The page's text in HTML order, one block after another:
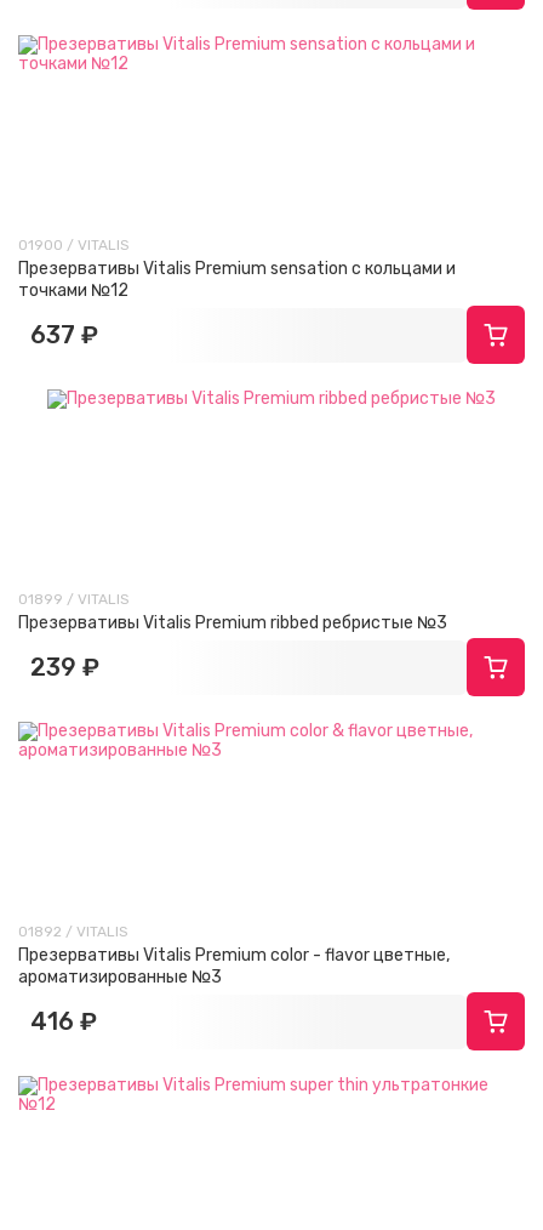
01900 / VITALIS
Презервативы Vitalis Premium sensation с кольцами и
точками №12
637 ₽
01899 / VITALIS
Презервативы Vitalis Premium ribbed ребристые №3
239 ₽
01892 / VITALIS
Презервативы Vitalis Premium color - flavor цветные,
ароматизированные №3
416 ₽